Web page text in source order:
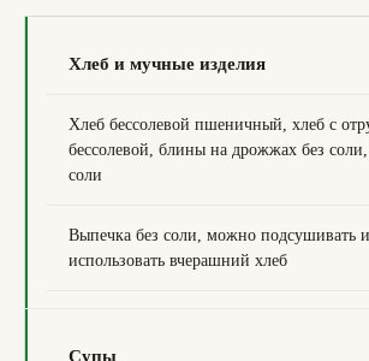
Хлеб и мучные изделия
Хлеб бессолевой пшеничный, хлеб с
бессолевой, блины на дрожжах без соли,
соли
Выпечка без соли, можно подсушивать
использовать вчерашний хлеб
Супы